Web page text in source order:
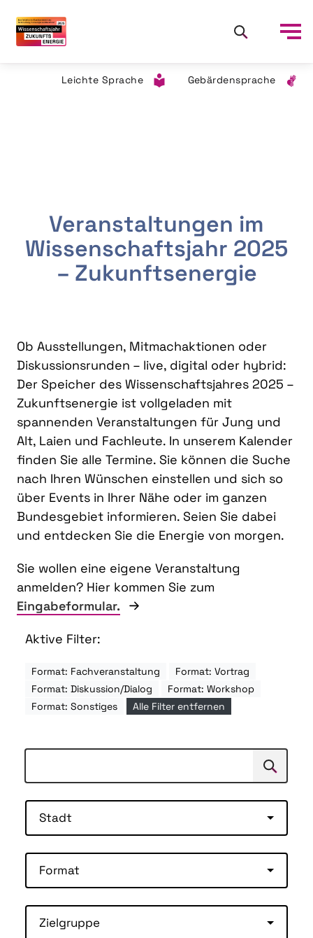
Leichte Sprache Gebärdensprache
Veranstaltungen im
Wissenschaftsjahr 2025
– Zukunftsenergie
Ob Ausstellungen, Mitmachaktionen oder
Diskussionsrunden – live, digital oder hybrid:
Der Speicher des Wissenschaftsjahres 2025 –
Zukunftsenergie ist vollgeladen mit
spannenden Veranstaltungen für Jung und
Alt, Laien und Fachleute. In unserem Kalender
finden Sie alle Termine. Sie können die Suche
nach Ihren Wünschen einstellen und sich so
über Events in Ihrer Nähe oder im ganzen
Bundesgebiet informieren. Seien Sie dabei
und entdecken Sie die Energie von morgen.
Sie wollen eine eigene Veranstaltung
anmelden? Hier kommen Sie zum
Eingabeformular.
Aktive Filter:
Format: Fachveranstaltung
Format: Vortrag
Format: Diskussion/Dialog
Format: Workshop
Format: Sonstiges
Alle Filter entfernen
Suchen
Stadt
Format
Zielgruppe